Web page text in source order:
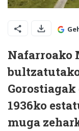
Nafarroako
1936ko
muga